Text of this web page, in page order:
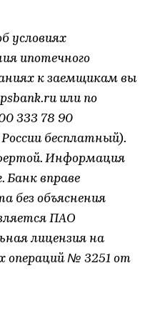
условиях
ипотечного
к заемщикам вы
или по
333 78 90
бесплатный).
Информация
Банк вправе
без объяснения
ПАО
лицензия на
операций № 3251 от